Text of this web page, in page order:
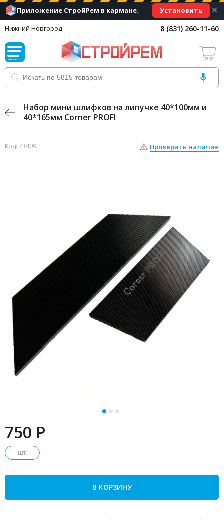
Приложение СтройРем в кармане. Установить ×
Нижний Новгород 8 (831) 260-11-60
Набор мини шлифков на липучке 40*100мм и
40*165мм Corner PROFI
Код: 73409 Проверить наличие
750 P
шт.
В КОРЗИНУ